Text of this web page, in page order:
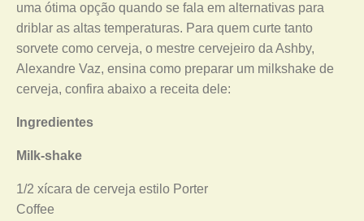
uma ótima opção quando se fala em alternativas para
driblar as altas temperaturas. Para quem curte tanto
sorvete como cerveja, o mestre cervejeiro da Ashby,
Alexandre Vaz, ensina como preparar um milkshake de
cerveja, confira abaixo a receita dele:
Ingredientes
Milk-shake
1/2 xícara de cerveja estilo Porter
Coffee